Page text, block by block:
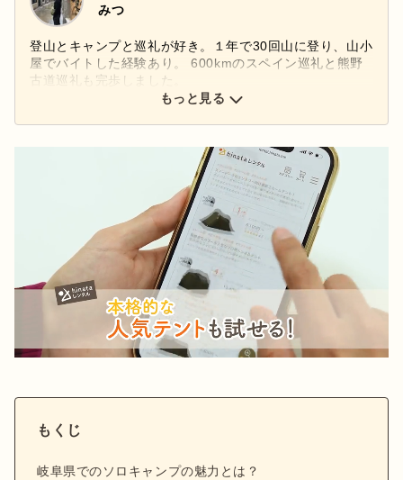
みつ
登山とキャンプと巡礼が好き。１年で30回山に登り、山小
屋でバイトした経験あり。 600kmのスペイン巡礼と熊野
古道巡礼も完歩しました。
もっと見る
もくじ
岐阜県でのソロキャンプの魅力とは？